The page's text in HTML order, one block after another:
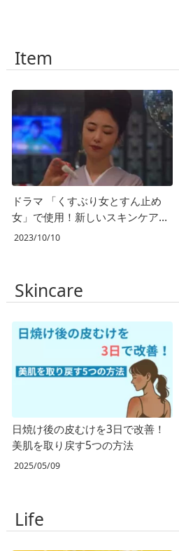
Item
ドラマ 「くすぶり女とすん止め
女」で使用！新しいスキンケアは
ビタミンC？
2023/10/10
Skincare
日焼け後の皮むけを3日で改善！
美肌を取り戻す5つの方法
2025/05/09
Life